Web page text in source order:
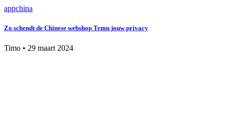
appchina
Zo schendt de Chinese webshop Temu jouw privacy
Timo • 29 maart 2024